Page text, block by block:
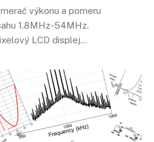
výkonu a pomeru
1.8MHz-54MHz.
LCD displej…